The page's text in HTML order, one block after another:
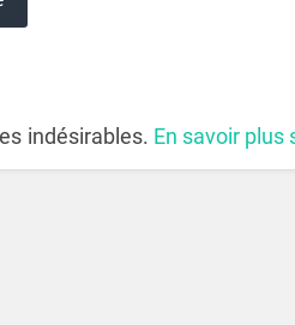
indésirables. En savoir plus